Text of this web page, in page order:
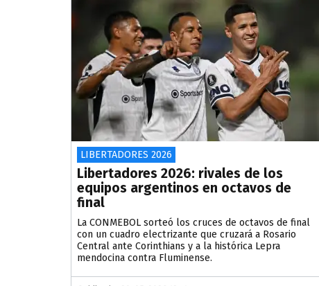
LIBERTADORES 2026
Libertadores 2026: rivales de los
equipos argentinos en octavos de
final
La CONMEBOL sorteó los cruces de octavos de final
con un cuadro electrizante que cruzará a Rosario
Central ante Corinthians y a la histórica Lepra
mendocina contra Fluminense.